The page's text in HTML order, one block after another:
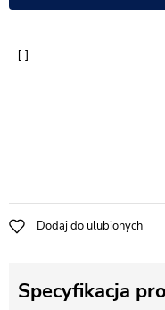
Dodaj do ulubionych
Specyfikacja